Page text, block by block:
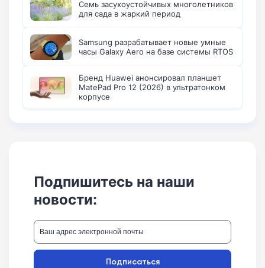
Семь засухоустойчивых многолетников
для сада в жаркий период
Samsung разрабатывает новые умные
часы Galaxy Aero на базе системы RTOS
Бренд Huawei анонсировал планшет
MatePad Pro 12 (2026) в ультратонком
корпусе
Подпишитесь на наши
новости:
Подписаться